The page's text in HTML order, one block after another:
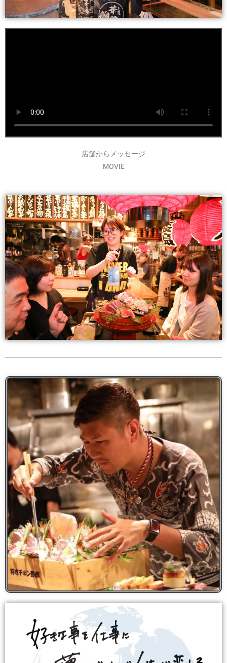
店舗からメッセージ
MOVIE